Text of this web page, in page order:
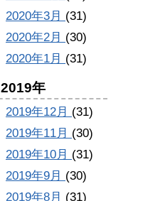
2020年3月 (31)
2020年2月 (30)
2020年1月 (31)
2019年
2019年12月 (31)
2019年11月 (30)
2019年10月 (31)
2019年9月 (30)
2019年8月 (31)